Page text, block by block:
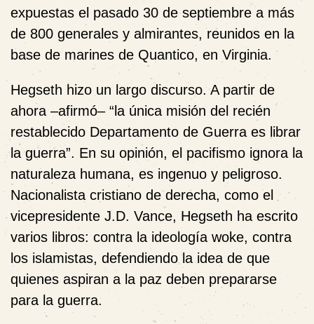
expuestas el pasado 30 de septiembre a más
de 800 generales y almirantes, reunidos en la
base de marines de Quantico, en Virginia.
Hegseth hizo un largo discurso. A partir de
ahora –afirmó– “la única misión del recién
restablecido Departamento de Guerra es librar
la guerra”. En su opinión, el pacifismo ignora la
naturaleza humana, es ingenuo y peligroso.
Nacionalista cristiano de derecha, como el
vicepresidente J.D. Vance, Hegseth ha escrito
varios libros: contra la ideología woke, contra
los islamistas, defendiendo la idea de que
quienes aspiran a la paz deben prepararse
para la guerra.